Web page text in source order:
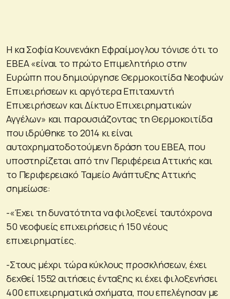
Η κα Σοφία Κουνενάκη Εφραίμογλου τόνισε ότι το
ΕΒΕΑ «είναι το πρώτο Επιμελητήριο στην
Ευρώπη που δημιούργησε Θερμοκοιτίδα Νεοφυών
Επιχειρήσεων κι αργότερα Επιταχυντή
Επιχειρήσεων και Δίκτυο Επιχειρηματικών
Αγγέλων» και παρουσιάζοντας τη Θερμοκοιτίδα
που ιδρύθηκε το 2014 κι είναι
αυτοχρηματοδοτούμενη δράση του ΕΒΕΑ, που
υποστηρίζεται από την Περιφέρεια Αττικής και
το Περιφερειακό Ταμείο Ανάπτυξης Αττικής
σημείωσε:
-«Έχει τη δυνατότητα να φιλοξενεί ταυτόχρονα
50 νεοφυείς επιχειρήσεις ή 150 νέους
επιχειρηματίες.
-Στους μέχρι τώρα κύκλους προσκλήσεων, έχει
δεχθεί 1552 αιτήσεις ένταξης κι έχει φιλοξενήσει
400 επιχειρηματικά σχήματα, που επελέγησαν με